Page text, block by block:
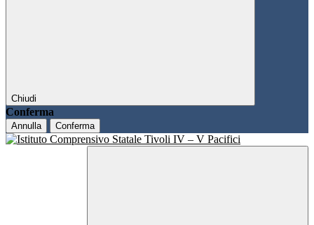
Chiudi
Conferma
Annulla Conferma